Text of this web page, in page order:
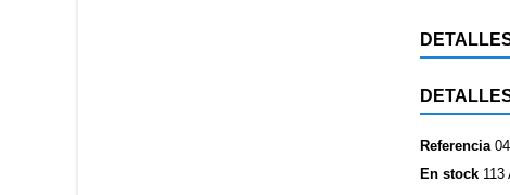
Referencia
En stock 113